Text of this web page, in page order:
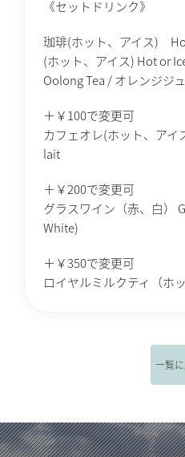
《セットドリンク》
珈琲(ホット、アイス)
(ホット、アイス) Hot or
Oolong Tea / オレンジジ
＋￥100で変更可
カフェオレ(ホット、アイ
lait
＋￥200で変更可
グラスワイン（赤、白
White)
＋￥350で変更可
ロイヤルミルクティ（ホ
一覧に